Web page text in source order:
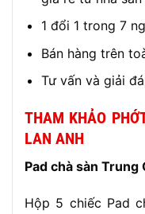
1 đổi 1 trong 7
Bán hàng trên
Tư vấn và giải
THAM KHẢO
LAN ANH
Pad chà sàn Trung
Hộp 5 chiếc Pad